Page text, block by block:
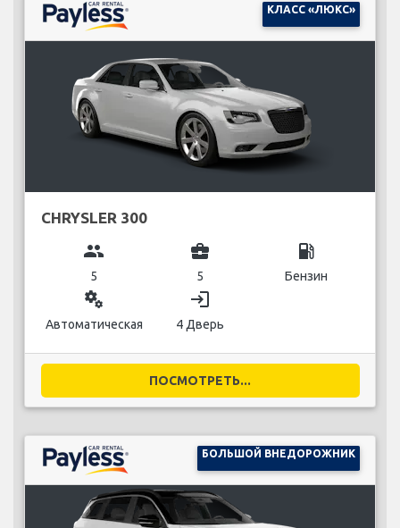
КЛАСС «ЛЮКС»
CHRYSLER 300
group
5
business_center
5
local_gas_station
Бензин
miscellaneous_services
Автоматическая
login
4 Дверь
ПОСМОТРЕТЬ...
БОЛЬШОЙ ВНЕДОРОЖНИК